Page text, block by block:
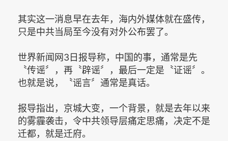
其实这一消息早在去年，海内外媒体就在盛传，
只是中共当局至今没有对外公布罢了。
世界新闻网3日报导称，中国的事，通常是先
〝传谣〞，再〝辟谣〞，最后一定是〝证谣〞。
也就是说，〝谣言〞通常是真话。
报导指出，京城大变，一个背景，就是去年以来
的雾霾袭击，令中共领导层痛定思痛，决定不是
迁都，就是迁府。